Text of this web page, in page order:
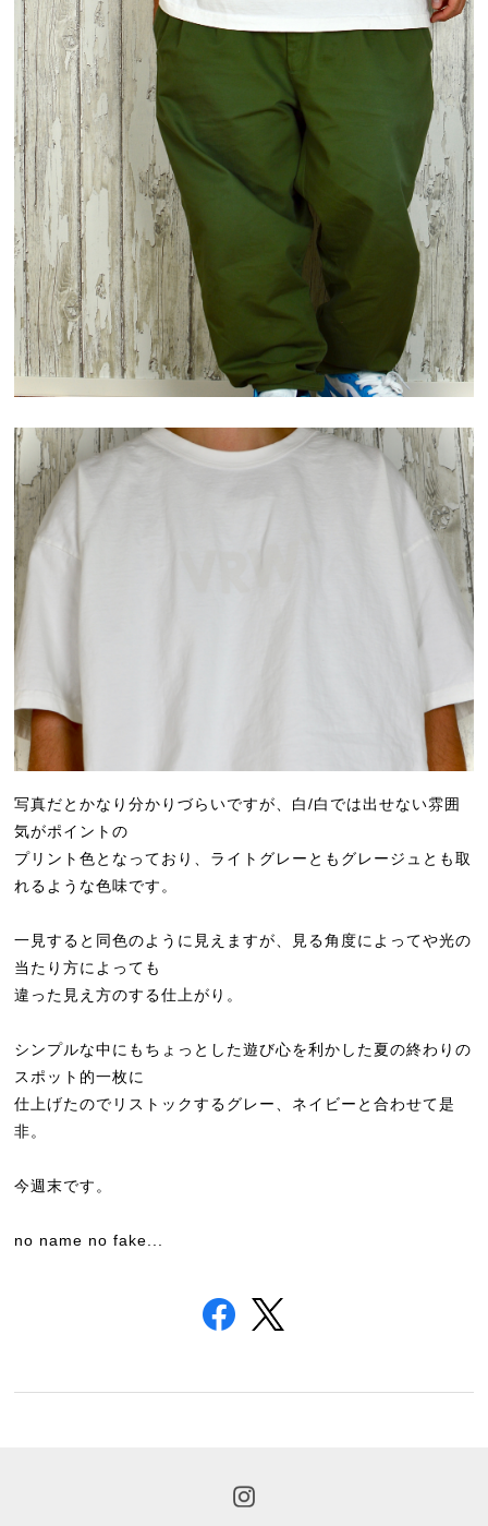
写真だとかなり分かりづらいですが、白/白では出せない雰囲
気がポイントの
プリント色となっており、ライトグレーともグレージュとも取
れるような色味です。
一見すると同色のように見えますが、見る角度によってや光の
当たり方によっても
違った見え方のする仕上がり。
シンプルな中にもちょっとした遊び心を利かした夏の終わりの
スポット的一枚に
仕上げたのでリストックするグレー、ネイビーと合わせて是
非。
今週末です。
no name no fake...